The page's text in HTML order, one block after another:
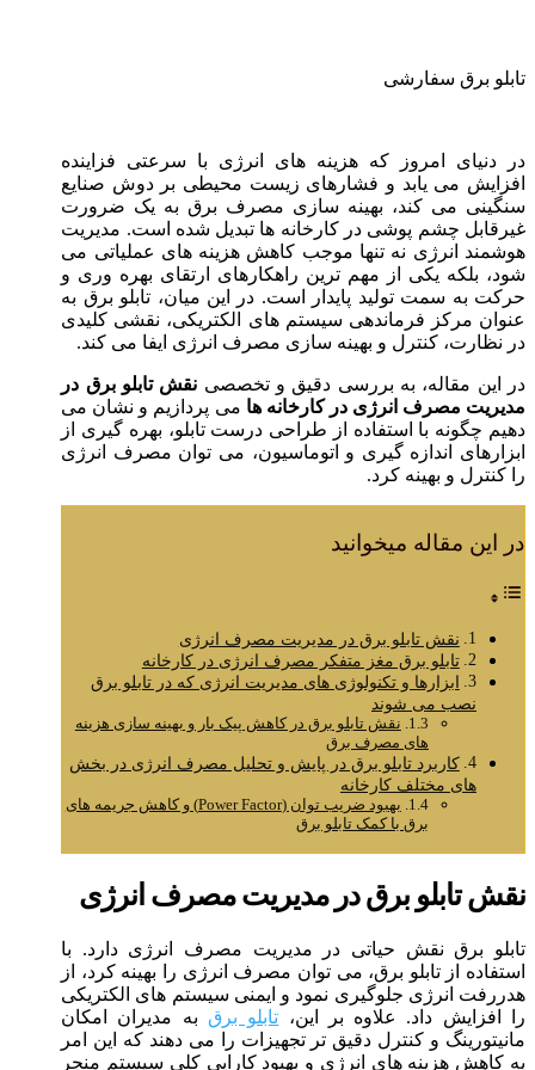
تابلو برق سفارشی
در دنیای امروز که هزینه های انرژی با سرعتی فزاینده
افزایش می یابد و فشارهای زیست محیطی بر دوش صنایع
سنگینی می کند، بهینه سازی مصرف برق به یک ضرورت
غیرقابل چشم پوشی در کارخانه ها تبدیل شده است. مدیریت
هوشمند انرژی نه تنها موجب کاهش هزینه های عملیاتی می
شود، بلکه یکی از مهم ترین راهکارهای ارتقای بهره وری و
حرکت به سمت تولید پایدار است. در این میان، تابلو برق به
عنوان مرکز فرماندهی سیستم های الکتریکی، نقشی کلیدی
در نظارت، کنترل و بهینه سازی مصرف انرژی ایفا می کند.
در این مقاله، به بررسی دقیق و تخصصی نقش تابلو برق در
مدیریت مصرف انرژی در کارخانه ها می پردازیم و نشان می
دهیم چگونه با استفاده از طراحی درست تابلو، بهره گیری از
ابزارهای اندازه گیری و اتوماسیون، می توان مصرف انرژی
را کنترل و بهینه کرد.
در این مقاله میخوانید
نقش تابلو برق در مدیریت مصرف انرژی
تابلو برق مغز متفکر مصرف انرژی در کارخانه
ابزارها و تکنولوژی های مدیریت انرژی که در تابلو برق
نصب می شوند
نقش تابلو برق در کاهش پیک بار و بهینه سازی هزینه
های مصرف برق
کاربرد تابلو برق در پایش و تحلیل مصرف انرژی در بخش
های مختلف کارخانه
بهبود ضریب توان (Power Factor) و کاهش جریمه های
برق با کمک تابلو برق
نقش تابلو برق در مدیریت مصرف انرژی
تابلو برق نقش حیاتی در مدیریت مصرف انرژی دارد. با
استفاده از تابلو برق، می توان مصرف انرژی را بهینه کرد، از
هدررفت انرژی جلوگیری نمود و ایمنی سیستم های الکتریکی
را افزایش داد. علاوه بر این، تابلو برق به مدیران امکان
مانیتورینگ و کنترل دقیق تر تجهیزات را می دهند که این امر
به کاهش هزینه های انرژی و بهبود کارایی کلی سیستم منجر